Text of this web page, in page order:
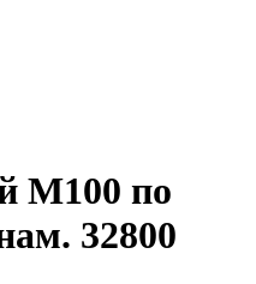
М100 по
32800